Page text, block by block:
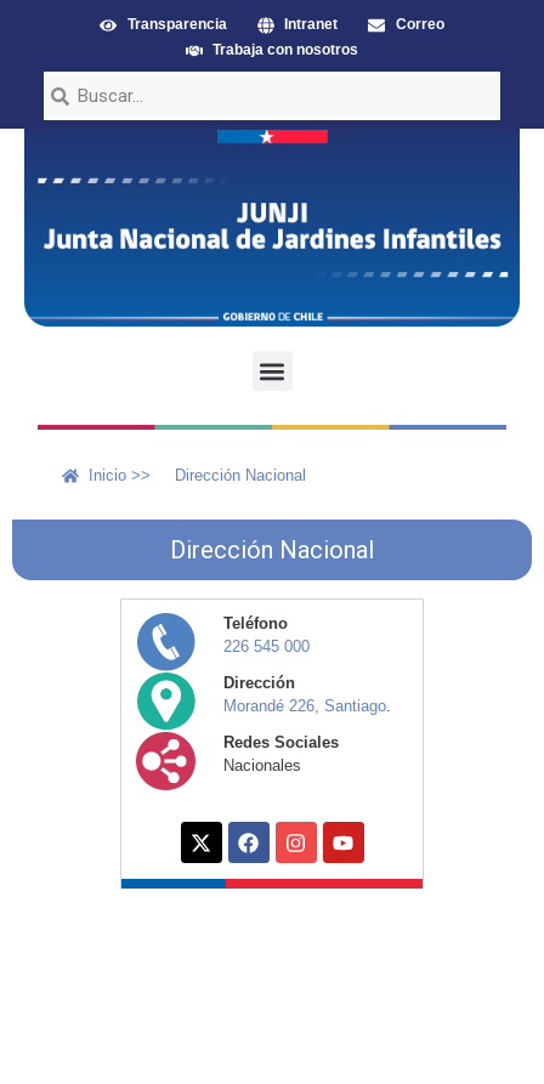
Transparencia Intranet
Correo
Trabaja con nosotros
Inicio >> Dirección Nacional
Dirección Nacional
Teléfono
226 545 000
Dirección
Morandé 226, Santiago.
Redes Sociales
Nacionales